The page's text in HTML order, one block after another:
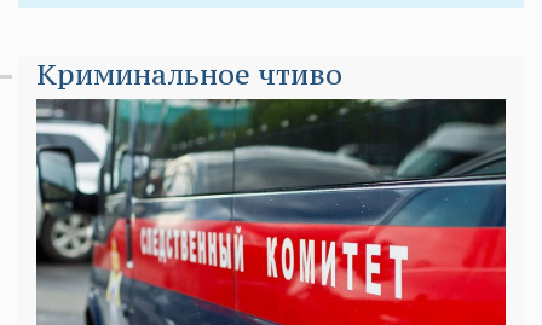
Криминальное чтиво